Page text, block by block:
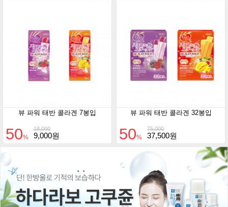
뷰 파워 태반 콜라겐 7봉입
18,000
50% 9,000원
뷰 파워 태반 콜라겐 32봉입
75,000
50% 37,500원